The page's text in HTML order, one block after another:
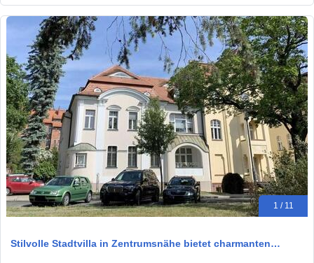
1 / 11
Stilvolle Stadtvilla in Zentrumsnähe bietet charmanten…